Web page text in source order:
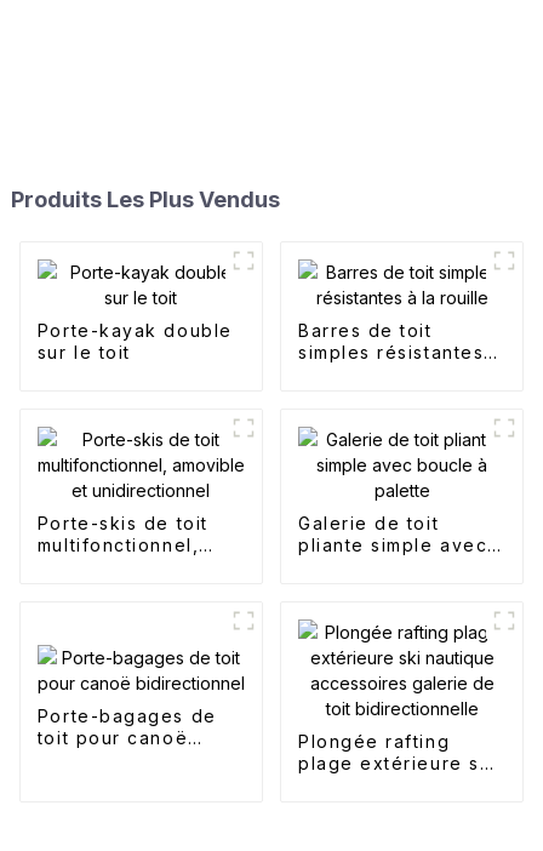
Produits Les Plus Vendus
Porte-kayak double
sur le toit
Barres de toit
simples résistantes à
Porte-skis de toit
multifonctionnel,
Galerie de toit
pliante simple avec
Porte-bagages de
toit pour canoë
Plongée rafting
plage extérieure ski